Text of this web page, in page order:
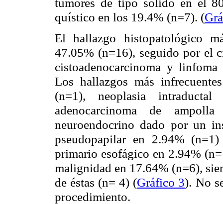
quístico en los 19.4% (n=7). (
El hallazgo histopatológico
47.05% (n=16), seguido por el
cistoadenocarcinoma y
Los hallazgos más
(n=1), neoplasia
adenocarcinoma de
neuroendocrino dado por un
pseudopapilar en 2.94%
primario esofágico en 2.94%
malignidad en 17.64% (n=6),
de éstas (n= 4) (Gráfico 3). No
procedimiento.